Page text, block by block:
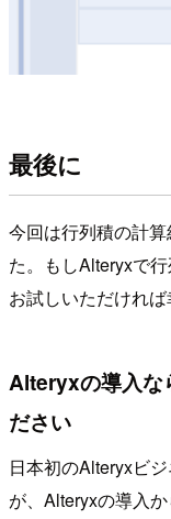
最後に
今回は行列積の計
た。もしAlteryxで
お試しいただければ
Alteryxの導入な
ださい
日本初のAlteryxビ
が、Alteryxの導入